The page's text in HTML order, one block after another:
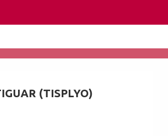
(TISPLYO)